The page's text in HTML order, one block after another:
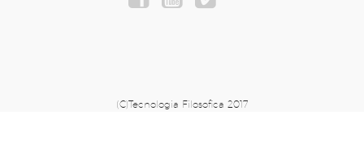
(C)Tecnologia Filosofica 2017